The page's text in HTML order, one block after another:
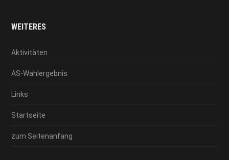
WEITERES
Aktivitäten
AS-Wahlergebnis
Links
Startseite
zum Seitenanfang